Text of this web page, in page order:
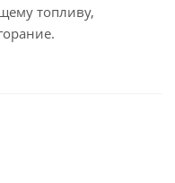
топливу,